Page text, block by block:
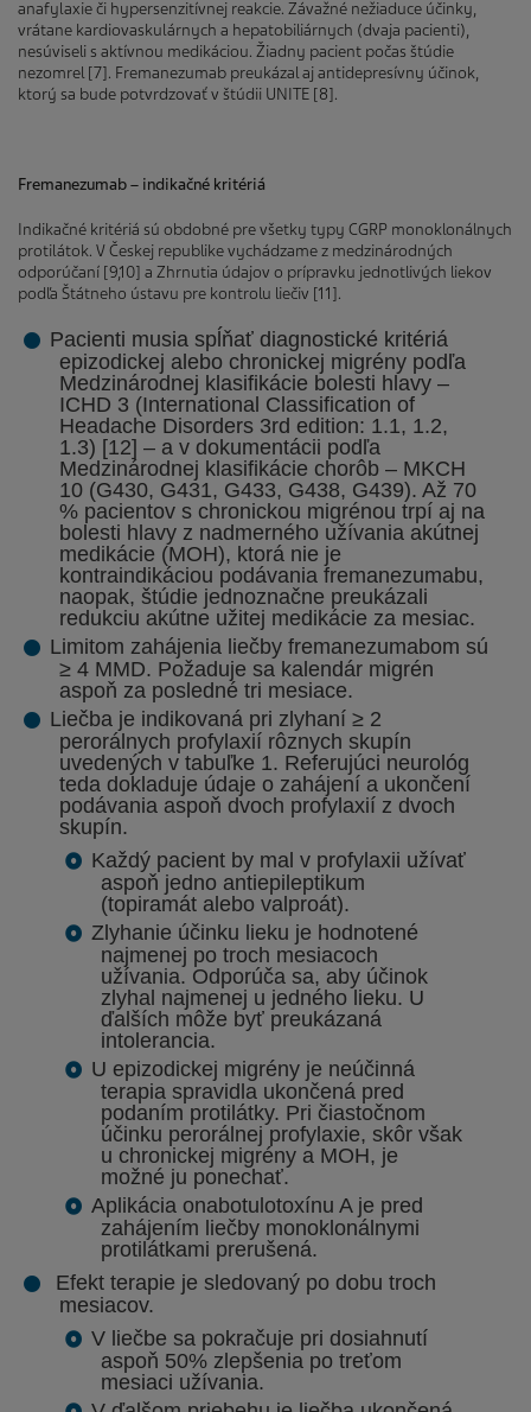
anafylaxie či hypersenzitívnej reakcie. Závažné nežiaduce účinky,
vrátane kardiovaskulárnych a hepatobiliárnych (dvaja pacienti),
nesúviseli s aktívnou medikáciou. Žiadny pacient počas štúdie
nezomrel [7]. Fremanezumab preukázal aj antidepresívny účinok,
ktorý sa bude potvrdzovať v štúdii UNITE [8].
Fremanezumab – indikačné kritériá
Indikačné kritériá sú obdobné pre všetky typy CGRP monoklonálnych
protilátok. V Českej republike vychádzame z medzinárodných
odporúčaní [9,10] a Zhrnutia údajov o prípravku jednotlivých liekov
podľa Štátneho ústavu pre kontrolu liečiv [11].
Pacienti musia spĺňať diagnostické kritériá
epizodickej alebo chronickej migrény podľa
Medzinárodnej klasifikácie bolesti hlavy ‒
ICHD 3 (International Classification of
Headache Disorders 3rd edition: 1.1, 1.2,
1.3) [12] – a v dokumentácii podľa
Medzinárodnej klasifikácie chorôb ‒ MKCH
10 (G430, G431, G433, G438, G439). Až 70
% pacientov s chronickou migrénou trpí aj na
bolesti hlavy z nadmerného užívania akútnej
medikácie (MOH), ktorá nie je
kontraindikáciou podávania fremanezumabu,
naopak, štúdie jednoznačne preukázali
redukciu akútne užitej medikácie za mesiac.
Limitom zahájenia liečby fremanezumabom sú
≥ 4 MMD. Požaduje sa kalendár migrén
aspoň za posledné tri mesiace.
Liečba je indikovaná pri zlyhaní ≥ 2
perorálnych profylaxií rôznych skupín
uvedených v tabuľke 1. Referujúci neurológ
teda dokladuje údaje o zahájení a ukončení
podávania aspoň dvoch profylaxií z dvoch
skupín.
Každý pacient by mal v profylaxii užívať
aspoň jedno antiepileptikum
(topiramát alebo valproát).
Zlyhanie účinku lieku je hodnotené
najmenej po troch mesiacoch
užívania. Odporúča sa, aby účinok
zlyhal najmenej u jedného lieku. U
ďalších môže byť preukázaná
intolerancia.
U epizodickej migrény je neúčinná
terapia spravidla ukončená pred
podaním protilátky. Pri čiastočnom
účinku perorálnej profylaxie, skôr však
u chronickej migrény a MOH, je
možné ju ponechať.
Aplikácia onabotulotoxínu A je pred
zahájením liečby monoklonálnymi
protilátkami prerušená.
Efekt terapie je sledovaný po dobu troch
mesiacov.
V liečbe sa pokračuje pri dosiahnutí
aspoň 50% zlepšenia po treťom
mesiaci užívania.